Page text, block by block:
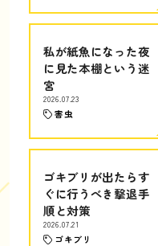
私が紙魚になった夜
に見た本棚という迷
宮
2026.07.23
害虫
ゴキブリが出たらす
ぐに行うべき撃退手
順と対策
2026.07.21
ゴキブリ